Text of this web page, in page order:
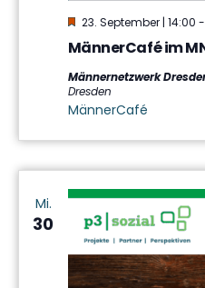
MännerCafé im
Hervorgehoben
23. September | 14:00 -
Männernetzwerk
Dresden
MännerCafé
Mi.
30